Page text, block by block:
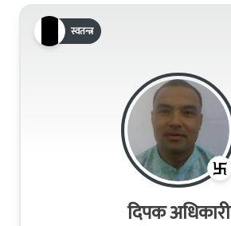
स्वतन्त्र
दिपक अधिकारी